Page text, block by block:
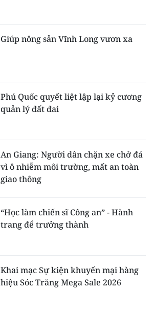
Giúp nông sản Vĩnh Long vươn xa
Phú Quốc quyết liệt lập lại kỷ cương
quản lý đất đai
An Giang: Người dân chặn xe chở đá
vì ô nhiễm môi trường, mất an toàn
giao thông
“Học làm chiến sĩ Công an” - Hành
trang để trưởng thành
Khai mạc Sự kiện khuyến mại hàng
hiệu Sóc Trăng Mega Sale 2026